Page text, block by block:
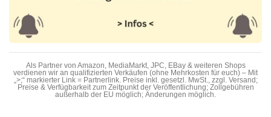
Als Partner von Amazon, MediaMarkt, JPC, EBay & weiteren Shops
verdienen wir an qualifizierten Verkäufen (ohne Mehrkosten für euch) – Mit
„>;“ markierter Link = Partnerlink. Preise inkl. gesetzl. MwSt., zzgl. Versand;
Preise & Verfügbarkeit zum Zeitpunkt der Veröffentlichung; Zollgebühren
außerhalb der EU möglich; Änderungen möglich.